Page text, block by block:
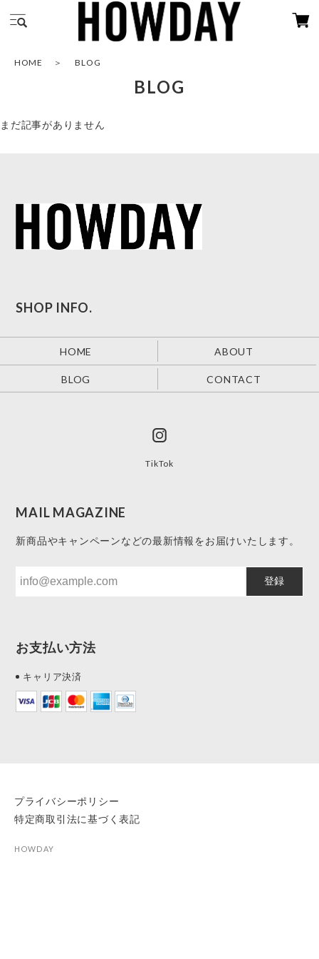
HOME BLOG
BLOG
まだ記事がありません
SHOP INFO.
HOME ABOUT
BLOG CONTACT
TikTok
MAIL MAGAZINE
新商品やキャンペーンなどの最新情報をお届けいたします。
登録
お支払い方法
キャリア決済
プライバシーポリシー
特定商取引法に基づく表記
HOWDAY